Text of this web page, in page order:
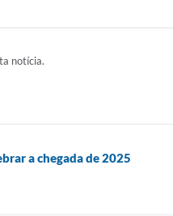
notícia.
a chegada de 2025